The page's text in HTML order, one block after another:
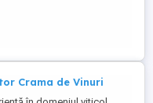
Crama de Vinuri